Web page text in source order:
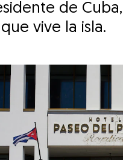
de
vive la isla.